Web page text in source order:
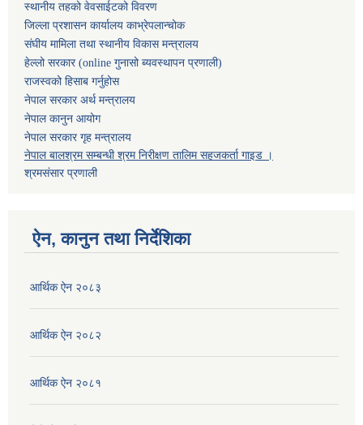
स्थानीय तहको वेवसाईटको विवरण
जिल्ला प्रशासन कार्यालय काभ्रेपलान्चोक
संघीय मामिला तथा स्थानीय विकास मन्त्रालय
हेल्लो सरकार (online गुनासो ब्यवस्थापन प्रणाली)
राजस्वको हिसाब गर्नुहोस
नेपाल सरकार अर्थ मन्त्रालय
नेपाल कानुन आयोग
नेपाल सरकार गृह मन्त्रालय
नेपाल बालश्रम सम्बन्धी श्रम निरीक्षण तालिम सहजकर्ता गाइड ।
श्रमसंसार प्रणाली
ऐन, कानुन तथा निर्देशिका
आर्थिक ऐन २०८३
आर्थिक ऐन २०८२
आर्थिक ऐन २०८१